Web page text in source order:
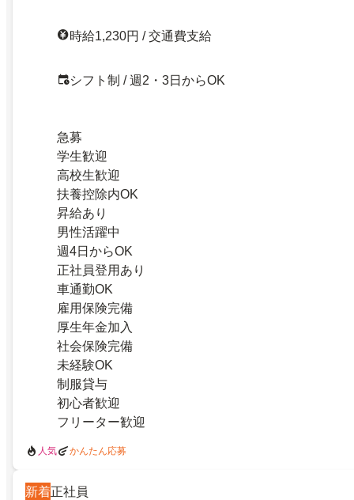
時給1,230円 / 交通費支給
シフト制 / 週2・3日からOK
急募
学生歓迎
高校生歓迎
扶養控除内OK
昇給あり
男性活躍中
週4日からOK
正社員登用あり
車通勤OK
雇用保険完備
厚生年金加入
社会保険完備
未経験OK
制服貸与
初心者歓迎
フリーター歓迎
人気 かんたん応募
新着正社員